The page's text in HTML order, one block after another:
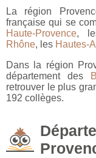
La région
française qui se
Haute-Provence,
Rhône, les Hautes-
Dans la région
département des
retrouver le plus
192 collèges.